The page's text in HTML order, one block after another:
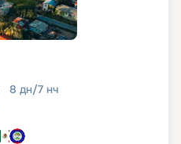
8 дн/7 нч